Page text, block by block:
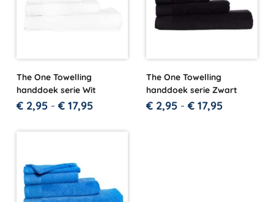
The One Towelling
handdoek serie Wit
€ 2,95 - € 17,95
The One Towelling
handdoek serie Zwart
€ 2,95 - € 17,95